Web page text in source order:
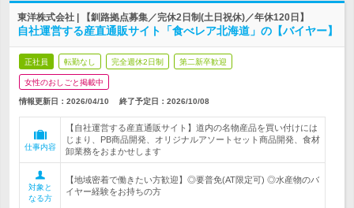
東洋株式会社 | 【釧路拠点募集／完休2日制(土日祝休)／年休120日】
自社運営する産直通販サイト「食べレア北海道」の【バイヤー】
正社員 転勤なし 完全週休2日制 第二新卒歓迎
女性のおしごと掲載中
情報更新日：2026/04/10 終了予定日： 2026/10/08
仕事内容
【自社運営する産直通販サイト】道内の名物産品を買い付けには
じまり、PB商品開発、オリジナルアソートセット商品開発、食材
卸業務をおまかせします
対象と
なる方
【地域密着で働きたい方歓迎】◎要普免(AT限定可) ◎水産物のバ
イヤー経験をお持ちの方